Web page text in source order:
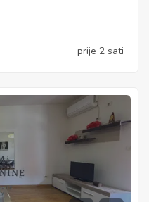
prije 2 sati